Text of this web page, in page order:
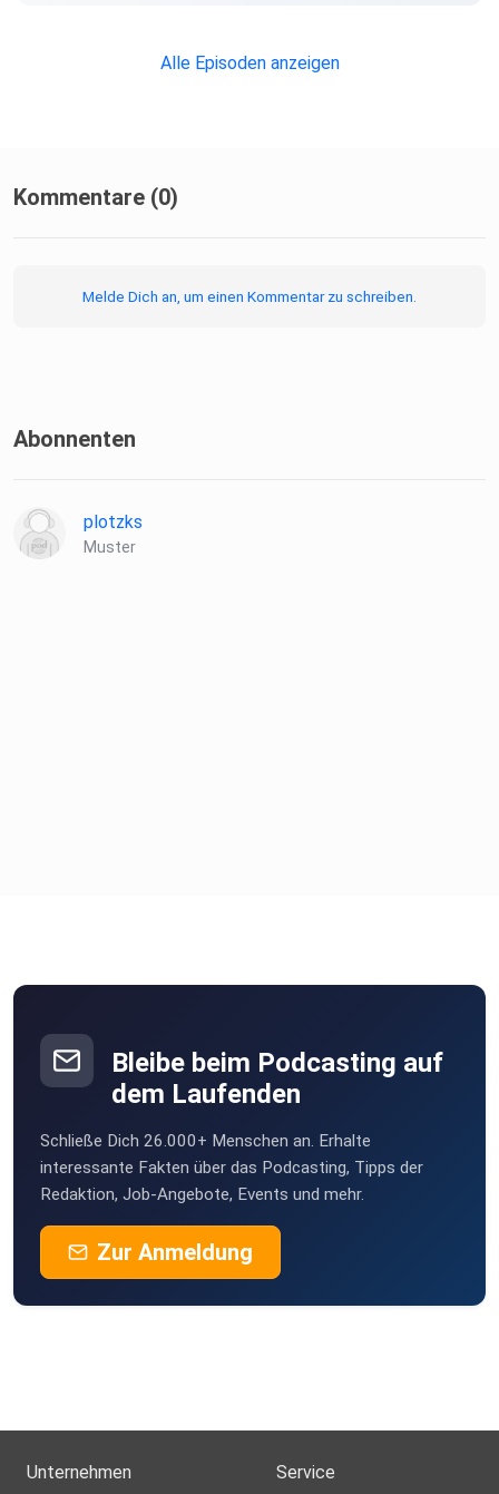
Alle Episoden anzeigen
Kommentare (0)
Melde Dich an, um einen Kommentar zu schreiben.
Abonnenten
plotzks
Muster
Bleibe beim Podcasting auf
dem Laufenden
Schließe Dich 26.000+ Menschen an. Erhalte
interessante Fakten über das Podcasting, Tipps der
Redaktion, Job-Angebote, Events und mehr.
Zur Anmeldung
Unternehmen Service